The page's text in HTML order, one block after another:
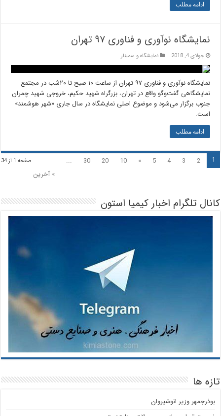
ادامه مطلب
نمایشگاه نوآوری و فناوری ۹۷ تهران
جولای 4, 2018 نمایشگاه و سمینار
نمایشگاه نوآوری و فناوری ۹۷ تهران از ساعت ۱۰ صبح تا ۲۰شب در مجتمع
نمایشگاهی گفت‌وگو واقع در تهران، بزرگراه شهید حکیم، خروجی شهید چمران
جنوب برگزار می‌شود و موضوع اصلی نمایشگاه در سال جاری «شهر هوشمند»
است.
ادامه مطلب
صفحه 1 از 34 1
2
3
4
5
»
10
20
30
...
» آخرین
کانال تلگرام اخبار کیمیا استون
تازه ها
بوذرجمهر وزیر انوشیروان